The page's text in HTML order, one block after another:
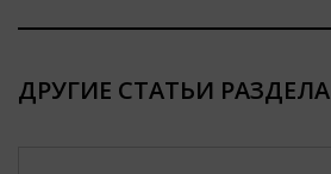
ДРУГИЕ СТАТЬИ РАЗДЕЛА